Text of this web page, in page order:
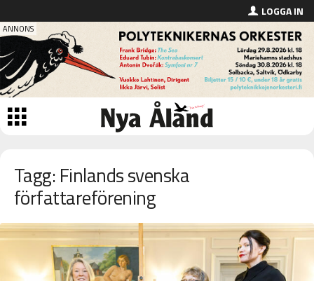
LOGGA IN
Tagg: Finlands svenska
författareförening